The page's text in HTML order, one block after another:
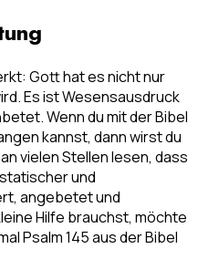
Gott hat es nicht nur
Es ist Wesensausdruck
Wenn du mit der Bibel
kannst, dann wirst du
vielen Stellen lesen, dass
und
angebetet und
Hilfe brauchst, möchte
Psalm 145 aus der Bibel